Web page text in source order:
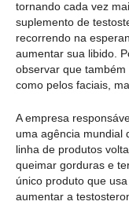
tornando cada vez
suplemento de
recorrendo na
aumentar sua libido.
observar que
como pelos faciais,
A empresa
uma agência mundial
linha de produtos
queimar gorduras e
único produto que
aumentar a